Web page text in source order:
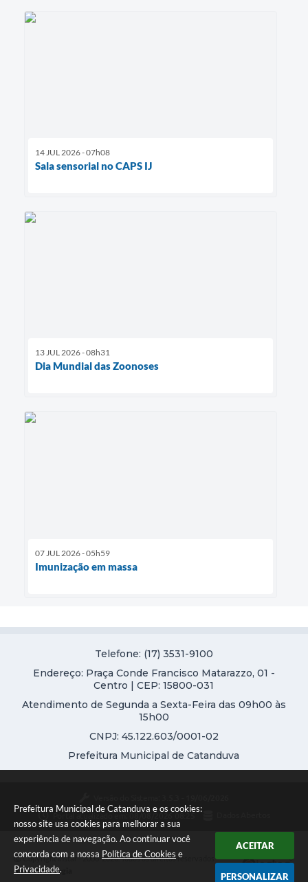
Prefeitura Municipal de Catanduva e os cookies:
nosso site usa cookies para melhorar a sua
experiência de navegação. Ao continuar você
concorda com a nossa Política de Cookies e
Privacidade.
ACEITAR
PERSONALIZAR
14 JUL 2026 - 07h08
Sala sensorial no CAPS IJ
13 JUL 2026 - 08h31
Dia Mundial das Zoonoses
07 JUL 2026 - 05h59
Imunização em massa
Telefone: (17) 3531-9100
Endereço: Praça Conde Francisco Matarazzo, 01 -
Centro | CEP: 15800-031
Atendimento de Segunda a Sexta-Feira das 09h00 às
15h00
CNPJ: 45.122.603/0001-02
Prefeitura Municipal de Catanduva
Portal atualizado em:
Copyright Instar - 2006-2026. Todos os direitos reservados -
Instar Tecnologia